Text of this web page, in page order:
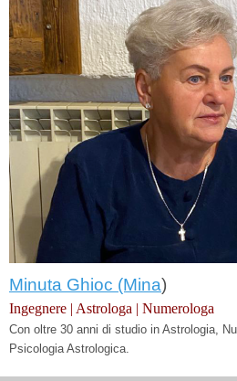
Minuta Ghioc (Mina)
Ingegnere | Astrologa | Numerologa
Con oltre 30 anni di studio in Astrologia,
Psicologia Astrologica.